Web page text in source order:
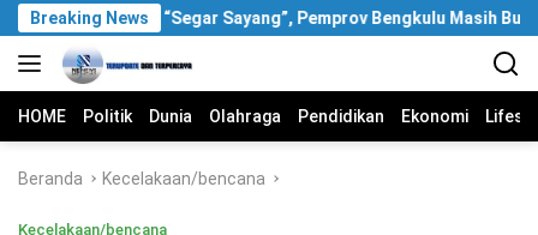
Langsung
ke
konten
Breaking News
Soal Video “Segar Sayang”, Pemprov Bengkulu Masih Bungkam
HOME Politik Dunia Olahraga Pendidikan Ekonomi
Beranda Kecelakaan/bencana
Kecelakaan/bencana